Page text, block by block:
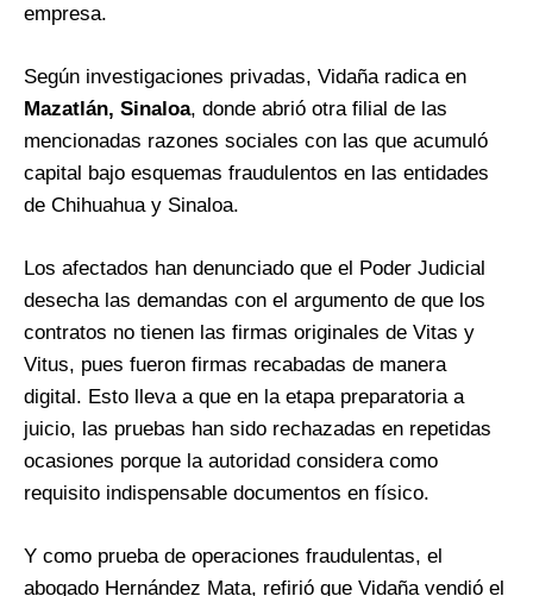
empresa.
Según investigaciones privadas, Vidaña radica en
Mazatlán, Sinaloa, donde abrió otra filial de las
mencionadas razones sociales con las que acumuló
capital bajo esquemas fraudulentos en las entidades
de Chihuahua y Sinaloa.
Los afectados han denunciado que el Poder Judicial
desecha las demandas con el argumento de que los
contratos no tienen las firmas originales de Vitas y
Vitus, pues fueron firmas recabadas de manera
digital. Esto lleva a que en la etapa preparatoria a
juicio, las pruebas han sido rechazadas en repetidas
ocasiones porque la autoridad considera como
requisito indispensable documentos en físico.
Y como prueba de operaciones fraudulentas, el
abogado Hernández Mata, refirió que Vidaña vendió el